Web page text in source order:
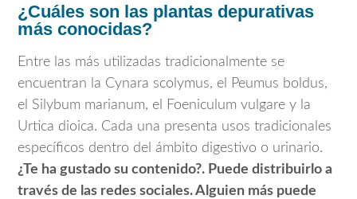
¿Cuáles son las plantas depurativas
más conocidas?
Entre las más utilizadas tradicionalmente se
encuentran la Cynara scolymus, el Peumus boldus,
el Silybum marianum, el Foeniculum vulgare y la
Urtica dioica. Cada una presenta usos tradicionales
específicos dentro del ámbito digestivo o urinario.
¿Te ha gustado su contenido?. Puede distribuirlo a
través de las redes sociales. Alguien más puede